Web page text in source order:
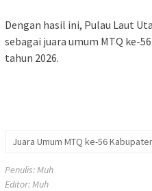
Dengan hasil ini, Pulau Laut
sebagai juara umum MTQ ke-
tahun 2026.
Juara Umum MTQ ke-56
Penulis: Muh
Editor: Muh